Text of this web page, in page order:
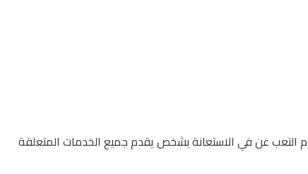
التعب عن في الاستعانة بشخص يقدم جميع الخدمات المتعلقة